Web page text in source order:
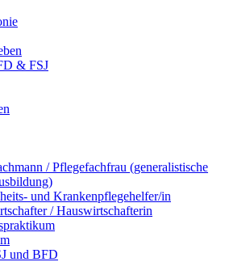
& FSJ
/ Pflegefachfrau (generalistische
und Krankenpflegehelfer/in
/ Hauswirtschafterin
und BFD